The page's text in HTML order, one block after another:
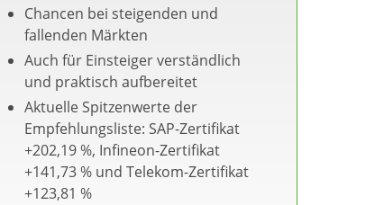
Chancen bei steigenden und
fallenden Märkten
Auch für Einsteiger verständlich
und praktisch aufbereitet
Aktuelle Spitzenwerte der
Empfehlungsliste: SAP-Zertifikat
+202,19 %, Infineon-Zertifikat
+141,73 % und Telekom-Zertifikat
+123,81 %